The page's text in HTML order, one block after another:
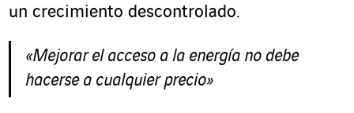
un crecimiento descontrolado.
«Mejorar el acceso a la energía no debe
hacerse a cualquier precio»